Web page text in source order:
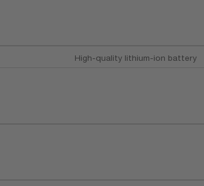
High-quality lithium-ion battery